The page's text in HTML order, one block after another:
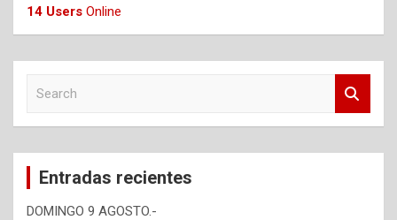
14 Users Online
c
Entradas recientes
DOMINGO 9 AGOSTO.-